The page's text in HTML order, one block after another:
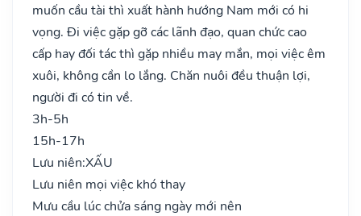
muốn cầu tài thì xuất hành hướng Nam mới có hi
vọng. Đi việc gặp gỡ các lãnh đạo, quan chức cao
cấp hay đối tác thì gặp nhiều may mắn, mọi việc êm
xuôi, không cần lo lắng. Chăn nuôi đều thuận lợi,
người đi có tin về.
3h-5h
15h-17h
Lưu niên:XẤU
Lưu niên mọi việc khó thay
Mưu cầu lúc chửa sáng ngày mới nên